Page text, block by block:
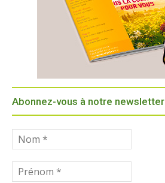
Abonnez-vous à notre newsletter